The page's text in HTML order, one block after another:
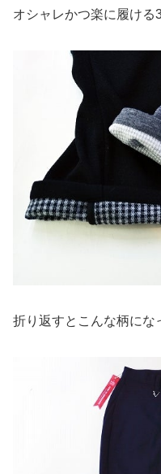
オシャレかつ楽に履ける3
折り返すとこんな柄にな